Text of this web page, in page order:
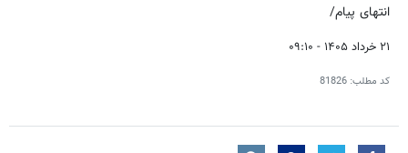
انتهای پیام/
۲۱ خرداد ۱۴۰۵ - ۰۹:۱۰
کد مطلب: 81826